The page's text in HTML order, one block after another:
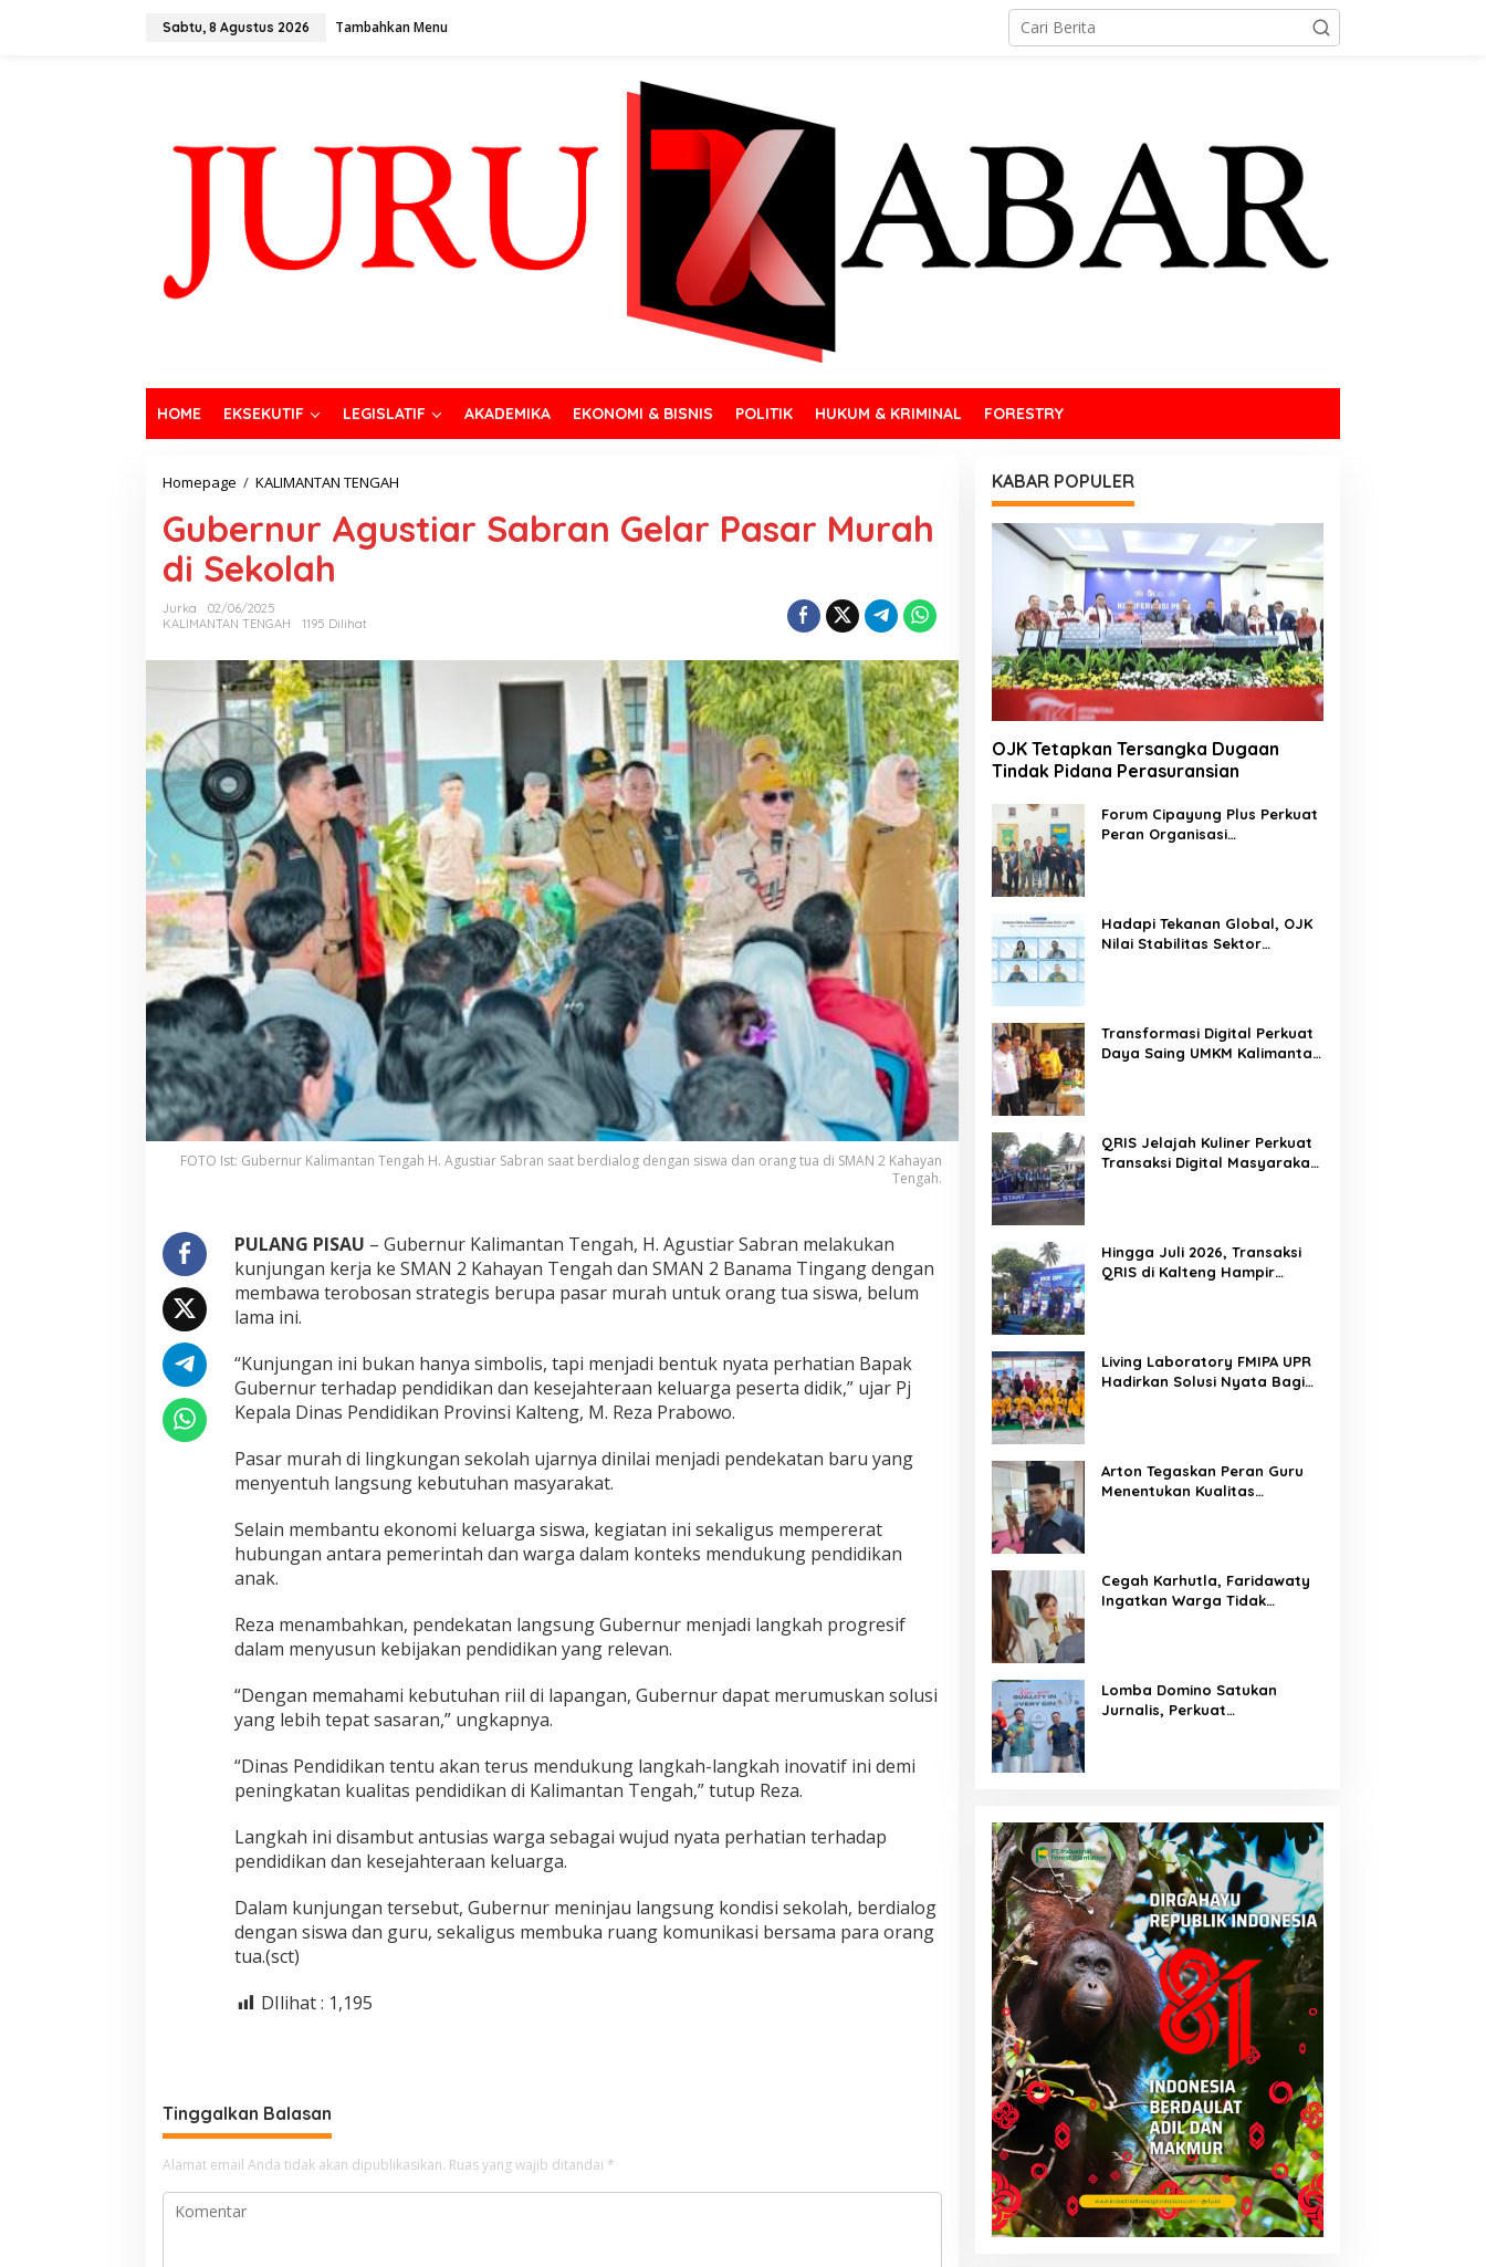
Sabtu, 8 Agustus 2026 Tambahkan Menu
HOME EKSEKUTIF LEGISLATIF AKADEMIKA EKONOMI & BISNIS POLITIK HUKUM & KRIMINAL FORESTRY
Homepage / KALIMANTAN TENGAH
Gubernur Agustiar Sabran Gelar Pasar Murah
di Sekolah
Jurka
02/06/2025
KALIMANTAN TENGAH
1195 Dilihat
FOTO Ist: Gubernur Kalimantan Tengah H. Agustiar Sabran saat berdialog dengan siswa dan orang tua di SMAN 2 Kahayan
Tengah.
PULANG PISAU – Gubernur Kalimantan Tengah, H. Agustiar Sabran melakukan
kunjungan kerja ke SMAN 2 Kahayan Tengah dan SMAN 2 Banama Tingang dengan
membawa terobosan strategis berupa pasar murah untuk orang tua siswa, belum
lama ini.
“Kunjungan ini bukan hanya simbolis, tapi menjadi bentuk nyata perhatian Bapak
Gubernur terhadap pendidikan dan kesejahteraan keluarga peserta didik,” ujar Pj
Kepala Dinas Pendidikan Provinsi Kalteng, M. Reza Prabowo.
Pasar murah di lingkungan sekolah ujarnya dinilai menjadi pendekatan baru yang
menyentuh langsung kebutuhan masyarakat.
Selain membantu ekonomi keluarga siswa, kegiatan ini sekaligus mempererat
hubungan antara pemerintah dan warga dalam konteks mendukung pendidikan
anak.
Reza menambahkan, pendekatan langsung Gubernur menjadi langkah progresif
dalam menyusun kebijakan pendidikan yang relevan.
“Dengan memahami kebutuhan riil di lapangan, Gubernur dapat merumuskan solusi
yang lebih tepat sasaran,” ungkapnya.
“Dinas Pendidikan tentu akan terus mendukung langkah-langkah inovatif ini demi
peningkatan kualitas pendidikan di Kalimantan Tengah,” tutup Reza.
Langkah ini disambut antusias warga sebagai wujud nyata perhatian terhadap
pendidikan dan kesejahteraan keluarga.
Dalam kunjungan tersebut, Gubernur meninjau langsung kondisi sekolah, berdialog
dengan siswa dan guru, sekaligus membuka ruang komunikasi bersama para orang
tua.(sct)
DIlihat : 1,195
Tinggalkan Balasan
Alamat email Anda tidak akan dipublikasikan. Ruas yang wajib ditandai *
KABAR POPULER
OJK Tetapkan Tersangka Dugaan
Tindak Pidana Perasuransian
Forum Cipayung Plus Perkuat
Peran Organisasi
Hadapi Tekanan Global, OJK
Nilai Stabilitas Sektor
Transformasi Digital Perkuat
Daya Saing UMKM Kalimantan
QRIS Jelajah Kuliner Perkuat
Transaksi Digital Masyarakat
Hingga Juli 2026, Transaksi
QRIS di Kalteng Hampir
Living Laboratory FMIPA UPR
Hadirkan Solusi Nyata Bagi
Arton Tegaskan Peran Guru
Menentukan Kualitas
Cegah Karhutla, Faridawaty
Ingatkan Warga Tidak
Lomba Domino Satukan
Jurnalis, Perkuat